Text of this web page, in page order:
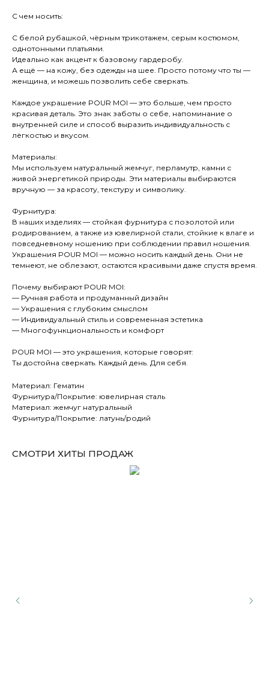
С чем носить:
С белой рубашкой, чёрным трикотажем, серым костюмом,
однотонными платьями.
Идеально как акцент к базовому гардеробу.
А ещё — на кожу, без одежды на шее. Просто потому что ты —
женщина, и можешь позволить себе сверкать.
Каждое украшение POUR MOI — это больше, чем просто
красивая деталь. Это знак заботы о себе, напоминание о
внутренней силе и способ выразить индивидуальность с
лёгкостью и вкусом.
Материалы:
Мы используем натуральный жемчуг, перламутр, камни с
живой энергетикой природы. Эти материалы выбираются
вручную — за красоту, текстуру и символику.
Фурнитура:
В наших изделиях — стойкая фурнитура с позолотой или
родированием, а также из ювелирной стали, стойкие к влаге и
повседневному ношению при соблюдении правил ношения.
Украшения POUR MOI — можно носить каждый день. Они не
темнеют, не облезают, остаются красивыми даже спустя время.
Почему выбирают POUR MOI:
— Ручная работа и продуманный дизайн
— Украшения с глубоким смыслом
— Индивидуальный стиль и современная эстетика
— Многофункциональность и комфорт
POUR MOI — это украшения, которые говорят:
Ты достойна сверкать. Каждый день. Для себя.
Материал: Гематин
Фурнитура/Покрытие: ювелирная сталь
Материал: жемчуг натуральный
Фурнитура/Покрытие: латунь/родий
СМОТРИ ХИТЫ ПРОДАЖ